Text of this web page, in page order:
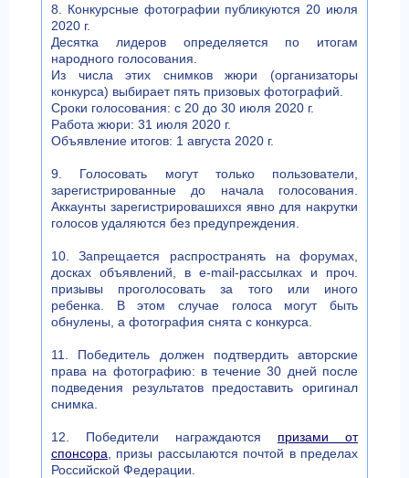
8. Конкурсные фотографии публикуются 20 июля
2020 г.
Десятка лидеров определяется по итогам
народного голосования.
Из числа этих снимков жюри (организаторы
конкурса) выбирает пять призовых фотографий.
Сроки голосования: с 20 до 30 июля 2020 г.
Работа жюри: 31 июля 2020 г.
Объявление итогов: 1 августа 2020 г.
9. Голосовать могут только пользователи,
зарегистрированные до начала голосования.
Аккаунты зарегистрировашихся явно для накрутки
голосов удаляются без предупреждения.
10. Запрещается распространять на форумах,
досках объявлений, в e-mail-рассылках и проч.
призывы проголосовать за того или иного
ребенка. В этом случае голоса могут быть
обнулены, а фотография снята с конкурса.
11. Победитель должен подтвердить авторские
права на фотографию: в течение 30 дней после
подведения результатов предоставить оригинал
снимка.
12. Победители награждаются призами от
спонсора , призы рассылаются почтой в пределах
Российской Федерации.